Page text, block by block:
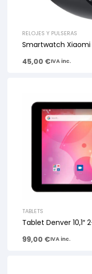
RELOJES Y PULSERAS
Smartwatch
45,00 €IVA inc.
TABLETS
Tablet Denver 10,1″
99,00 €IVA inc.